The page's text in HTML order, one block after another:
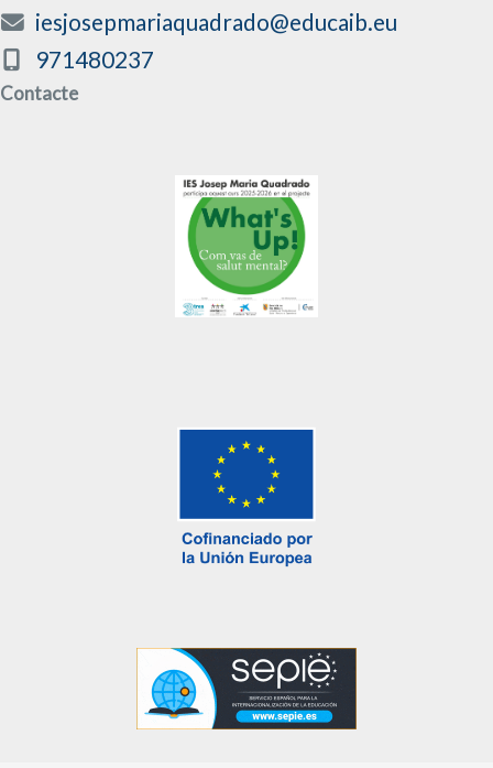
iesjosepmariaquadrado@educaib.eu
971480237
Contacte